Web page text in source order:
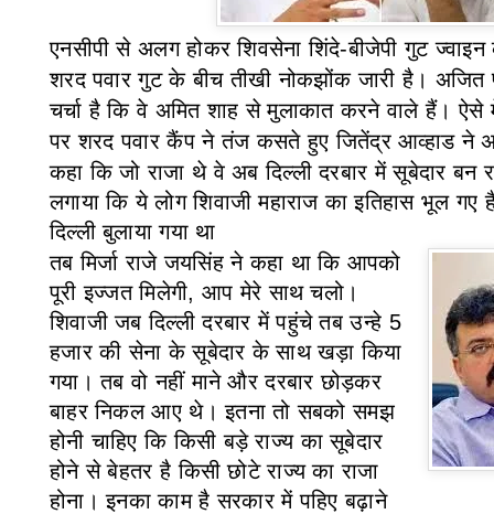
एनसीपी से अलग होकर शिवसेना शिंदे-बीजेपी गुट
शरद पवार गुट के बीच तीखी नोकझोंक जारी है। अजित
चर्चा है कि वे अमित शाह से मुलाकात करने वाले हैं। ऐसे
पर शरद पवार कैंप ने तंज कसते हुए जितेंद्र आव्हाड ने
कहा कि जो राजा थे वे अब दिल्ली दरबार में सूबेदार बन
लगाया कि ये लोग शिवाजी महाराज का इतिहास भूल गए
दिल्ली बुलाया गया था
तब मिर्जा राजे जयसिंह ने कहा था कि आपको
पूरी इज्जत मिलेगी, आप मेरे साथ चलो।
शिवाजी जब दिल्ली दरबार में पहुंचे तब उन्हे 5
हजार की सेना के सूबेदार के साथ खड़ा किया
गया। तब वो नहीं माने और दरबार छोड़कर
बाहर निकल आए थे। इतना तो सबको समझ
होनी चाहिए कि किसी बड़े राज्य का सूबेदार
होने से बेहतर है किसी छोटे राज्य का राजा
होना। इनका काम है सरकार में पहिए बढ़ाने